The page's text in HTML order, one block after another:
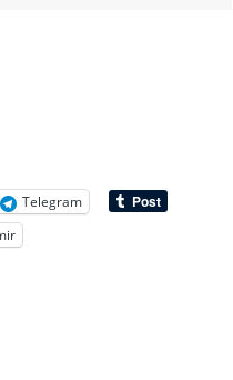
Telegram